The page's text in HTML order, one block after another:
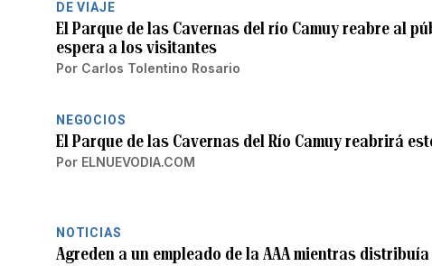
DE VIAJE
El Parque de las Cavernas del río Camuy reabre al
espera a los visitantes
Por Carlos Tolentino Rosario
NEGOCIOS
El Parque de las Cavernas del Río Camuy reabrirá
Por ELNUEVODIA.COM
NOTICIAS
Agreden a un empleado de la AAA mientras